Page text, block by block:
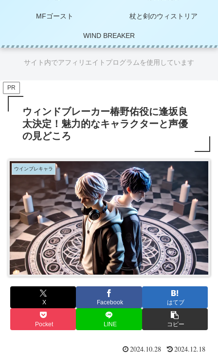
MFゴースト 杖と剣のウィストリア
WIND BREAKER
サイト内でアフィリエイトプログラムを使用しています
PR
ウィンドブレーカー椿野佑役に逢坂良
太決定！魅力的なキャラクターと声優
の見どころ
ウインブレキャラ
X Facebook はてブ
Pocket LINE コピー
2024.10.28 2024.12.18